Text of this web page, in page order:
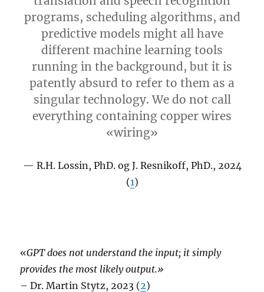
programs, scheduling algorithms, and
predictive models might all have
different machine learning tools
running in the background, but it is
patently absurd to refer to them as a
singular technology. We do not call
everything containing copper wires
«wiring»
R.H. Lossin, PhD. og J. Resnikoff, PhD., 2024
(1)
«GPT does not understand the input; it simply
provides the most likely output.»
– Dr. Martin Stytz, 2023 (2)